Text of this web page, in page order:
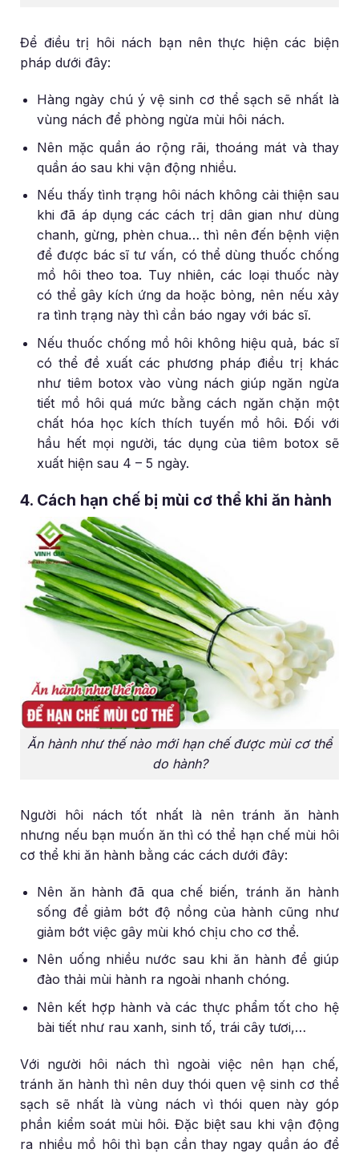
Để điều trị hôi nách bạn nên thực hiện các biện
pháp dưới đây:
Hàng ngày chú ý vệ sinh cơ thể sạch sẽ nhất là
vùng nách để phòng ngừa mùi hôi nách.
Nên mặc quần áo rộng rãi, thoáng mát và thay
quần áo sau khi vận động nhiều.
Nếu thấy tình trạng hôi nách không cải thiện sau
khi đã áp dụng các cách trị dân gian như dùng
chanh, gừng, phèn chua… thì nên đến bệnh viện
để được bác sĩ tư vấn, có thể dùng thuốc chống
mồ hôi theo toa. Tuy nhiên, các loại thuốc này
có thể gây kích ứng da hoặc bỏng, nên nếu xảy
ra tình trạng này thì cần báo ngay với bác sĩ.
Nếu thuốc chống mồ hôi không hiệu quả, bác sĩ
có thể đề xuất các phương pháp điều trị khác
như tiêm botox vào vùng nách giúp ngăn ngừa
tiết mồ hôi quá mức bằng cách ngăn chặn một
chất hóa học kích thích tuyến mồ hôi. Đối với
hầu hết mọi người, tác dụng của tiêm botox sẽ
xuất hiện sau 4 – 5 ngày.
4. Cách hạn chế bị mùi cơ thể khi ăn hành
Ăn hành như thế nào mới hạn chế được mùi cơ thể
do hành?
Người hôi nách tốt nhất là nên tránh ăn hành
nhưng nếu bạn muốn ăn thì có thể hạn chế mùi hôi
cơ thể khi ăn hành bằng các cách dưới đây:
Nên ăn hành đã qua chế biến, tránh ăn hành
sống để giảm bớt độ nồng của hành cũng như
giảm bớt việc gây mùi khó chịu cho cơ thể.
Nên uống nhiều nước sau khi ăn hành để giúp
đào thải mùi hành ra ngoài nhanh chóng.
Nên kết hợp hành và các thực phẩm tốt cho hệ
bài tiết như rau xanh, sinh tố, trái cây tươi,…
Với người hôi nách thì ngoài việc nên hạn chế,
tránh ăn hành thì nên duy thói quen vệ sinh cơ thể
sạch sẽ nhất là vùng nách vì thói quen này góp
phần kiểm soát mùi hôi. Đặc biệt sau khi vận động
ra nhiều mồ hôi thì bạn cần thay ngay quần áo để